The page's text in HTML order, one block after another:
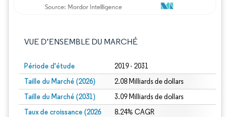
VUE D’ENSEMBLE DU MARCHÉ
Période d'étude 2019 - 2031
Taille du Marché (2026) 2.08 Milliards de dollars
Taille du Marché (2031) 3.09 Milliards de dollars
Taux de croissance (2026
8.24% CAGR